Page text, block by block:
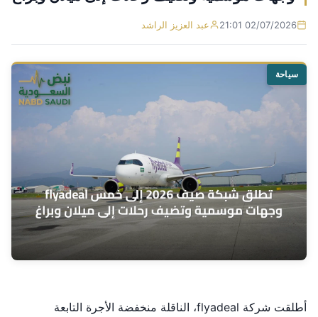
02/07/2026 21:01 عبد العزيز الراشد
سياحة
أطلقت شركة flyadeal، الناقلة منخفضة الأجرة التابعة